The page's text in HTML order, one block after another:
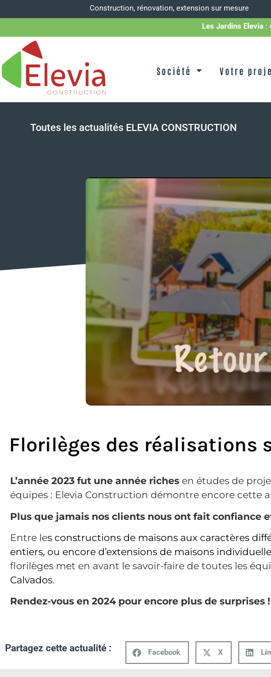
Construction, rénovation, extension sur mesure
Les Jardins Elevia :
Société Votre
Toutes les actualités ELEVIA CONSTRUCTION
Florilèges des réalisations
L’année 2023 fut une année riches en études de
équipes : Elevia Construction démontre encore cette
Plus que jamais nos clients nous ont fait confiance
Entre les constructions de maisons aux caractères
entiers, ou encore d’extensions de maisons
florilèges met en avant le savoir-faire de toutes les
Calvados.
Rendez-vous en 2024 pour encore plus de surprises !
Partagez cette actualité : Facebook X